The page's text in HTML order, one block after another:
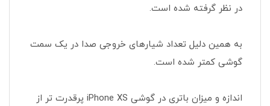
در نظر گرفته شده است.
به همین دلیل تعداد شیارهای خروجی صدا در یک سمت
گوشی کمتر شده است.
اندازه و میزان باتری در گوشی iPhone XS پرقدرت تر از